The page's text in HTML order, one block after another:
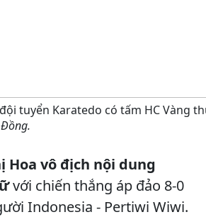
tuyển Karatedo có tấm HC Vàng
Hoa vô địch nội dung
với chiến thắng áp đảo 8-0
Indonesia - Pertiwi Wiwi.